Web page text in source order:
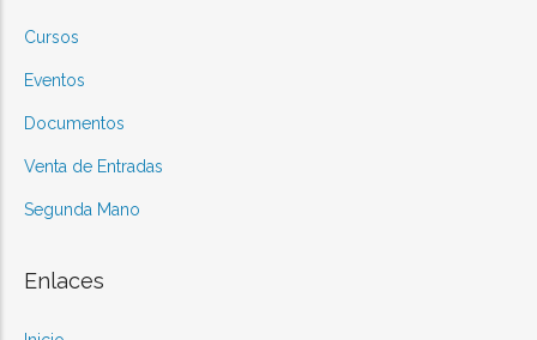
Cursos
Eventos
Documentos
Venta de Entradas
Segunda Mano
Enlaces